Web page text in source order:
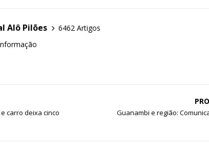
Alô Pilões
6462 Artigos
carro deixa cinco
Guanambi e região: